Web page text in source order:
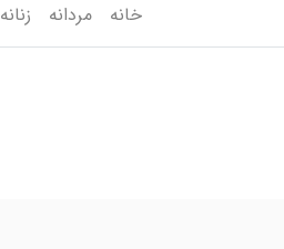
خانه مردانه زنانه